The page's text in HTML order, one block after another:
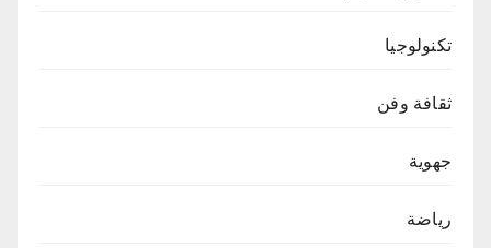
تكنولوجيا
ثقافة وفن
جهوية
رياضة